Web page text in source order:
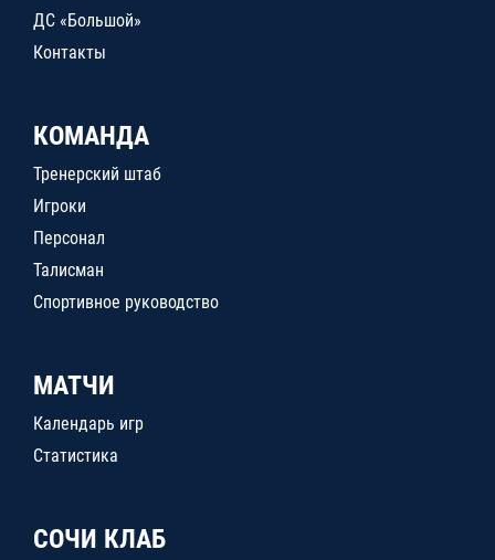
ДС «Большой»
Контакты
КОМАНДА
Тренерский штаб
Игроки
Персонал
Талисман
Спортивное руководство
МАТЧИ
Календарь игр
Статистика
СОЧИ КЛАБ